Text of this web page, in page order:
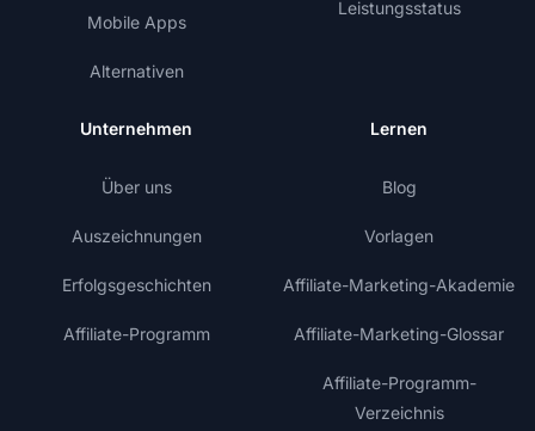
Mobile Apps
Alternativen
Leistungsstatus
Unternehmen
Über uns
Auszeichnungen
Erfolgsgeschichten
Affiliate-Programm
Lernen
Blog
Vorlagen
Affiliate-Marketing-Akademie
Affiliate-Marketing-Glossar
Affiliate-Programm-
Verzeichnis